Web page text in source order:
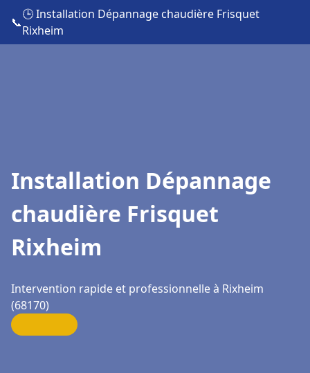
📞
🕒 Installation Dépannage chaudière Frisquet
Rixheim
Installation Dépannage
chaudière Frisquet
Rixheim
Intervention rapide et professionnelle à Rixheim
(68170)